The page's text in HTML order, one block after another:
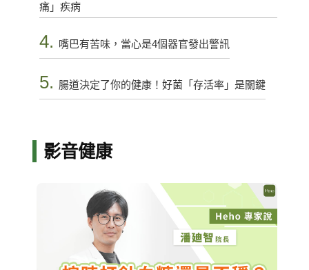
痛」疾病
4. 嘴巴有苦味，當心是4個器官發出警訊
5. 腸道決定了你的健康！好菌「存活率」是關鍵
影音健康